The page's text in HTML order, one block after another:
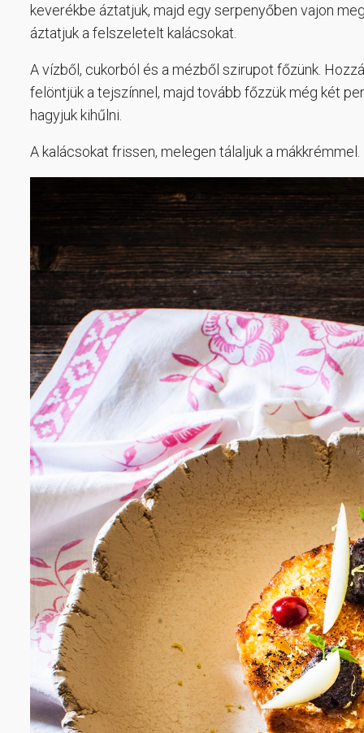
keverékbe áztatjuk, majd egy serpenyőben vajon
áztatjuk a felszeletelt kalácsokat.
A vízből, cukorból és a mézből szirupot főzünk.
felöntjük a tejszínnel, majd tovább főzzük még két
hagyjuk kihűlni.
A kalácsokat frissen, melegen tálaljuk a mákkrémmel.